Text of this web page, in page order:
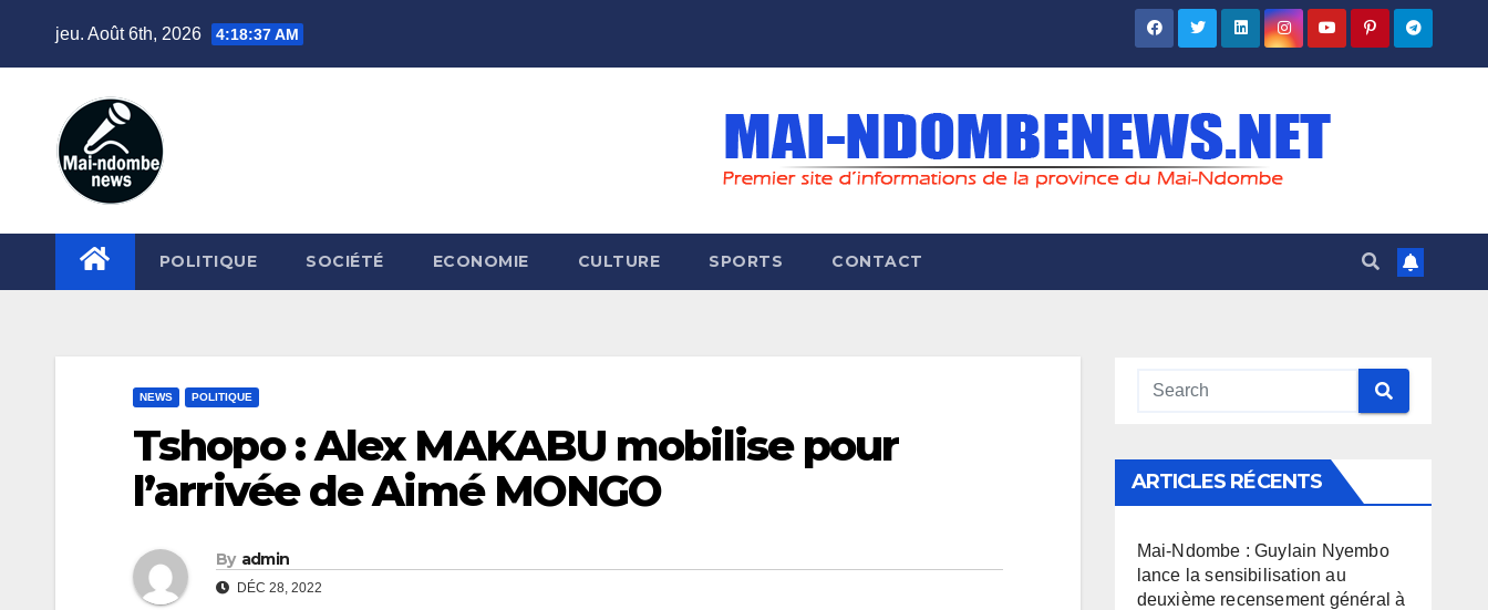
jeu. Août 6th, 2026 4:18:38 AM
POLITIQUE SOCIÉTÉ ECONOMIE CULTURE SPORTS CONTACT
NEWS POLITIQUE
Tshopo : Alex MAKABU mobilise pour
l’arrivée de Aimé MONGO
By admin
DÉC 28, 2022
ARTICLES RÉCENTS
Mai-Ndombe : Guylain Nyembo
lance la sensibilisation au
deuxième recensement général à